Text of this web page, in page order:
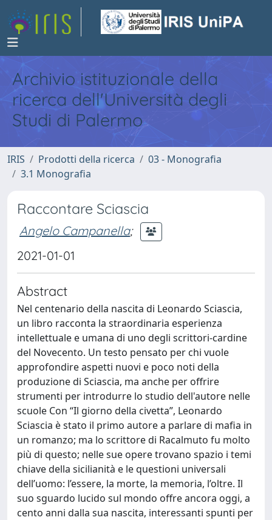
Archivio istituzionale della
ricerca dell'Università degli
Studi di Palermo
IRIS Prodotti della ricerca
03 - Monografia
3.1 Monografia
Raccontare Sciascia
Angelo Campanella;
2021-01-01
Abstract
Nel centenario della nascita di Leonardo Sciascia,
un libro racconta la straordinaria esperienza
intellettuale e umana di uno degli scrittori-cardine
del Novecento. Un testo pensato per chi vuole
approfondire aspetti nuovi e poco noti della
produzione di Sciascia, ma anche per offrire
strumenti per introdurre lo studio dell'autore nelle
scuole Con “Il giorno della civetta”, Leonardo
Sciascia è stato il primo autore a parlare di mafia in
un romanzo; ma lo scrittore di Racalmuto fu molto
più di questo; nelle sue opere trovano spazio i temi
chiave della sicilianità e le questioni universali
dell’uomo: l’essere, la morte, la memoria, l’oltre. Il
suo sguardo lucido sul mondo offre ancora oggi, a
cento anni dalla sua nascita, interessanti spunti per